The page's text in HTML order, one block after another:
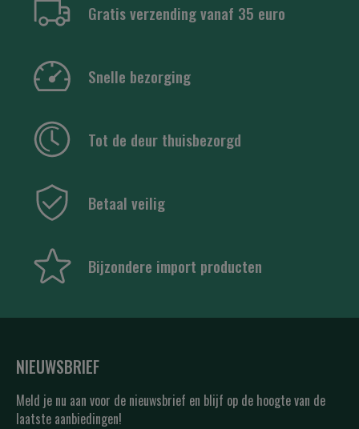
Gratis verzending vanaf 35 euro
Snelle bezorging
Tot de deur thuisbezorgd
Betaal veilig
Bijzondere import producten
NIEUWSBRIEF
Meld je nu aan voor de nieuwsbrief en blijf op de hoogte van de
laatste aanbiedingen!